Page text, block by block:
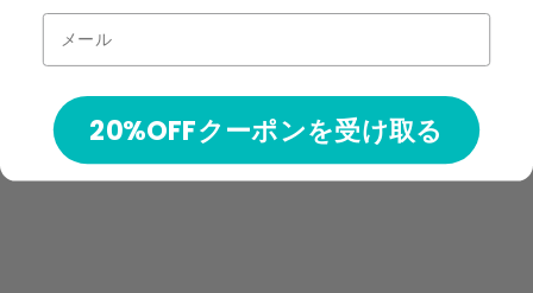
2024.6.2 TOURNAMENT OF
KINGS CHAMPIONSHIPS 2024
20%OFFクーポンを受け取る